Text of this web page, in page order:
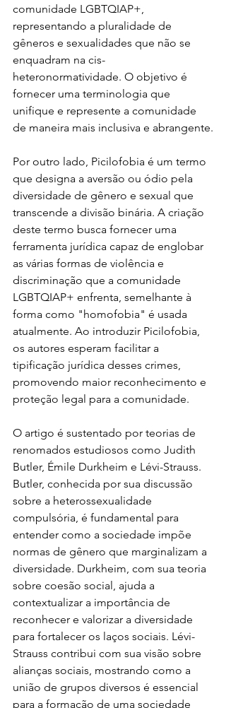
comunidade LGBTQIAP+,
representando a pluralidade de
gêneros e sexualidades que não se
enquadram na cis-
heteronormatividade. O objetivo é
fornecer uma terminologia que
unifique e represente a comunidade
de maneira mais inclusiva e abrangente.
Por outro lado, Picilofobia é um termo
que designa a aversão ou ódio pela
diversidade de gênero e sexual que
transcende a divisão binária. A criação
deste termo busca fornecer uma
ferramenta jurídica capaz de englobar
as várias formas de violência e
discriminação que a comunidade
LGBTQIAP+ enfrenta, semelhante à
forma como "homofobia" é usada
atualmente. Ao introduzir Picilofobia,
os autores esperam facilitar a
tipificação jurídica desses crimes,
promovendo maior reconhecimento e
proteção legal para a comunidade.
O artigo é sustentado por teorias de
renomados estudiosos como Judith
Butler, Émile Durkheim e Lévi-Strauss.
Butler, conhecida por sua discussão
sobre a heterossexualidade
compulsória, é fundamental para
entender como a sociedade impõe
normas de gênero que marginalizam a
diversidade. Durkheim, com sua teoria
sobre coesão social, ajuda a
contextualizar a importância de
reconhecer e valorizar a diversidade
para fortalecer os laços sociais. Lévi-
Strauss contribui com sua visão sobre
alianças sociais, mostrando como a
união de grupos diversos é essencial
para a formação de uma sociedade